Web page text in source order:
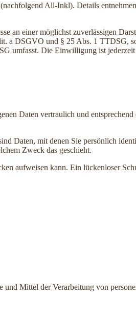
All-Inkl). Details
einer möglichst zuverlässigen
a DSGVO und § 25 Abs. 1 TTDSG,
umfasst. Die Einwilligung ist
Daten vertraulich und
Daten, mit denen Sie persönlich
Zweck das geschieht.
aufweisen kann. Ein lückenloser
Mittel der Verarbeitung von